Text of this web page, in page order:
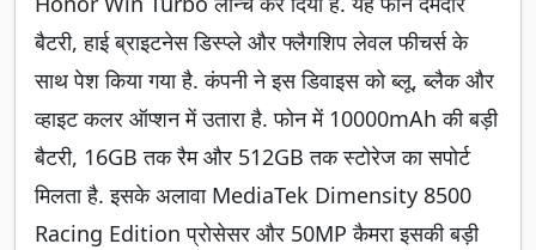
बैटरी, हाई ब्राइटनेस डिस्प्ले और फ्लैगशिप लेवल फीचर्स के
साथ पेश किया गया है. कंपनी ने इस डिवाइस को ब्लू, ब्लैक और
व्हाइट कलर ऑप्शन में उतारा है. फोन में 10000mAh की बड़ी
बैटरी, 16GB तक रैम और 512GB तक स्टोरेज का सपोर्ट
मिलता है. इसके अलावा MediaTek Dimensity 8500
Racing Edition प्रोसेसर और 50MP कैमरा इसकी बड़ी